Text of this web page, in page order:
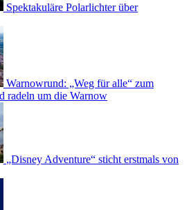
Spektakuläre Polarlichter über
Warnowrund: „Weg für alle“ zum
radeln um die Warnow
„Disney Adventure“ sticht erstmals von